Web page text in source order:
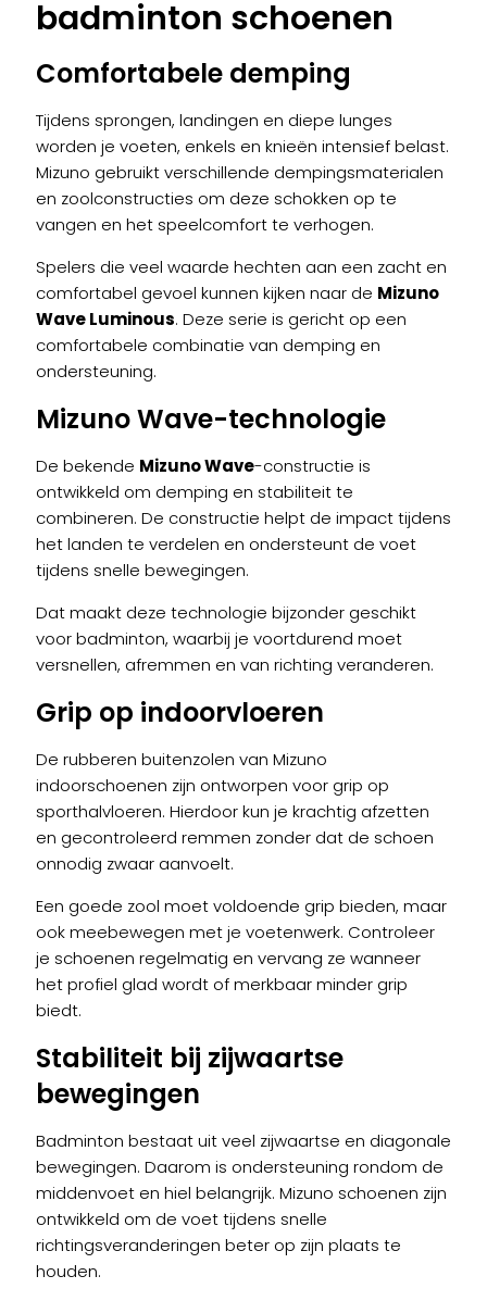
badminton schoenen
Comfortabele demping
Tijdens sprongen, landingen en diepe lunges
worden je voeten, enkels en knieën intensief belast.
Mizuno gebruikt verschillende dempingsmaterialen
en zoolconstructies om deze schokken op te
vangen en het speelcomfort te verhogen.
Spelers die veel waarde hechten aan een zacht en
comfortabel gevoel kunnen kijken naar de Mizuno
Wave Luminous. Deze serie is gericht op een
comfortabele combinatie van demping en
ondersteuning.
Mizuno Wave-technologie
De bekende Mizuno Wave-constructie is
ontwikkeld om demping en stabiliteit te
combineren. De constructie helpt de impact tijdens
het landen te verdelen en ondersteunt de voet
tijdens snelle bewegingen.
Dat maakt deze technologie bijzonder geschikt
voor badminton, waarbij je voortdurend moet
versnellen, afremmen en van richting veranderen.
Grip op indoorvloeren
De rubberen buitenzolen van Mizuno
indoorschoenen zijn ontworpen voor grip op
sporthalvloeren. Hierdoor kun je krachtig afzetten
en gecontroleerd remmen zonder dat de schoen
onnodig zwaar aanvoelt.
Een goede zool moet voldoende grip bieden, maar
ook meebewegen met je voetenwerk. Controleer
je schoenen regelmatig en vervang ze wanneer
het profiel glad wordt of merkbaar minder grip
biedt.
Stabiliteit bij zijwaartse
bewegingen
Badminton bestaat uit veel zijwaartse en diagonale
bewegingen. Daarom is ondersteuning rondom de
middenvoet en hiel belangrijk. Mizuno schoenen zijn
ontwikkeld om de voet tijdens snelle
richtingsveranderingen beter op zijn plaats te
houden.